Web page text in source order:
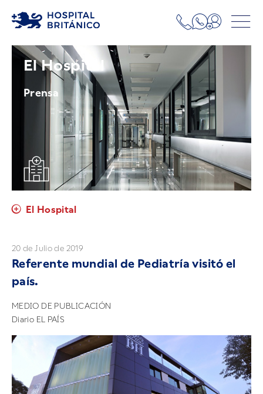
El Hospital
Prensa
El Hospital
20 de Julio de 2019
Referente mundial de Pediatría visitó el
país.
MEDIO DE PUBLICACIÓN
Diario EL PAÍS